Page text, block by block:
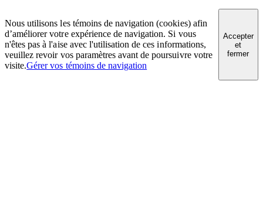
Nous utilisons les témoins de navigation (cookies) afin
d’améliorer votre expérience de navigation. Si vous
n'êtes pas à l'aise avec l'utilisation de ces informations,
veuillez revoir vos paramètres avant de poursuivre votre
visite.Gérer vos témoins de navigation
Accepter
et
fermer